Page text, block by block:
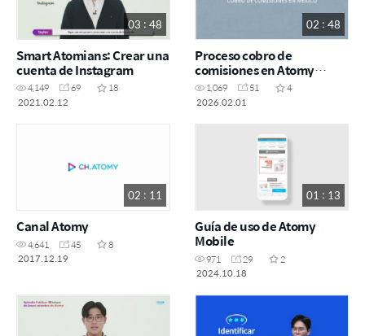
03 : 48
Smart Atomians: Crear una
cuenta de Instagram
4,149 69
18
2021.02.12
02 : 48
Proceso cobro de
comisiones en Atomy
México
1,069 51
4
2026.02.01
02 : 11
Canal Atomy
4,641 45
8
2017.12.19
01 : 13
Guía de uso de Atomy
Mobile
971 29
2
2024.10.18